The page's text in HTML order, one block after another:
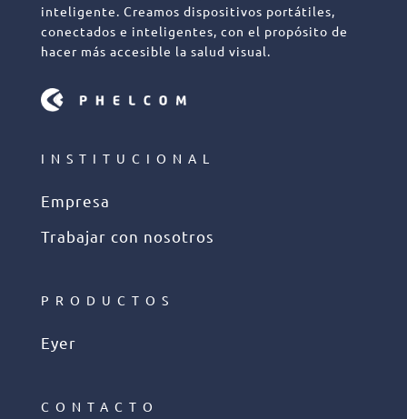
inteligente. Creamos dispositivos portátiles,
conectados e inteligentes, con el propósito de
hacer más accesible la salud visual.
INSTITUCIONAL
Empresa
Trabajar con nosotros
PRODUCTOS
Eyer
CONTACTO